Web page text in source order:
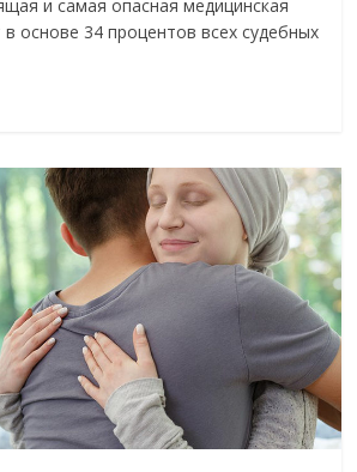
и самая опасная медицинская
основе 34 процентов всех судебных